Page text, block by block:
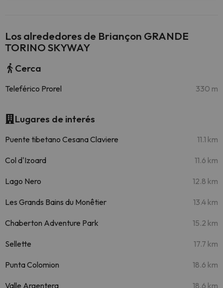
Los alrededores de Briançon GRANDE
TORINO SKYWAY
Cerca
Teleférico Prorel 330 m
Lugares de interés
Puente tibetano Cesana Claviere 11.1 km
Col d'Izoard 11.6 km
Lago Nero 12.8 km
Les Grands Bains du Monêtier 13.4 km
Chaberton Adventure Park 15.2 km
Sellette 17.7 km
Punta Colomion 18.6 km
Valle Argentera 18.6 km